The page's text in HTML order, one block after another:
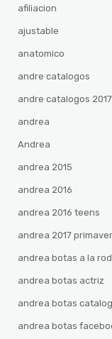
afiliacion
ajustable
anatomico
andre catalogos
andre catalogos 2017
andrea
Andrea
andrea 2015
andrea 2016
andrea 2016 teens
andrea 2017
andrea botas a la
andrea botas actriz
andrea botas
andrea botas